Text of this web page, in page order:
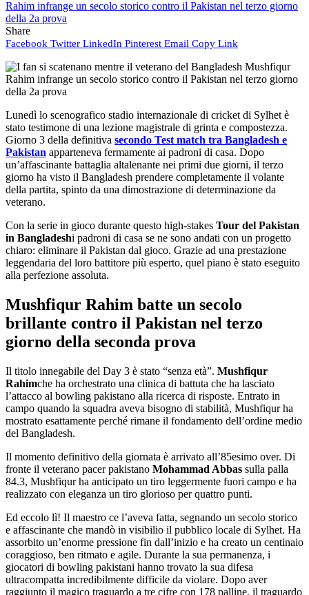
Share
Facebook Twitter LinkedIn Pinterest Email Copy Link
Lunedì lo scenografico stadio internazionale di cricket di Sylhet è
stato testimone di una lezione magistrale di grinta e compostezza.
Giorno 3 della definitiva secondo Test match tra Bangladesh e
Pakistan apparteneva fermamente ai padroni di casa. Dopo
un’affascinante battaglia altalenante nei primi due giorni, il terzo
giorno ha visto il Bangladesh prendere completamente il volante
della partita, spinto da una dimostrazione di determinazione da
veterano.
Con la serie in gioco durante questo high-stakes Tour del Pakistan
in Bangladeshi padroni di casa se ne sono andati con un progetto
chiaro: eliminare il Pakistan dal gioco. Grazie ad una prestazione
leggendaria del loro battitore più esperto, quel piano è stato eseguito
alla perfezione assoluta.
Mushfiqur Rahim batte un secolo
brillante contro il Pakistan nel terzo
giorno della seconda prova
Il titolo innegabile del Day 3 è stato “senza età”. Mushfiqur
Rahimche ha orchestrato una clinica di battuta che ha lasciato
l’attacco al bowling pakistano alla ricerca di risposte. Entrato in
campo quando la squadra aveva bisogno di stabilità, Mushfiqur ha
mostrato esattamente perché rimane il fondamento dell’ordine medio
del Bangladesh.
Il momento definitivo della giornata è arrivato all’85esimo over. Di
fronte il veterano pacer pakistano Mohammad Abbas sulla palla
84.3, Mushfiqur ha anticipato un tiro leggermente fuori campo e ha
realizzato con eleganza un tiro glorioso per quattro punti.
Ed eccolo lì! Il maestro ce l’aveva fatta, segnando un secolo storico
e affascinante che mandò in visibilio il pubblico locale di Sylhet. Ha
assorbito un’enorme pressione fin dall’inizio e ha creato un centinaio
coraggioso, ben ritmato e agile. Durante la sua permanenza, i
giocatori di bowling pakistani hanno trovato la sua difesa
ultracompatta incredibilmente difficile da violare. Dopo aver
raggiunto il magico traguardo a tre cifre con 178 palline, il traguardo